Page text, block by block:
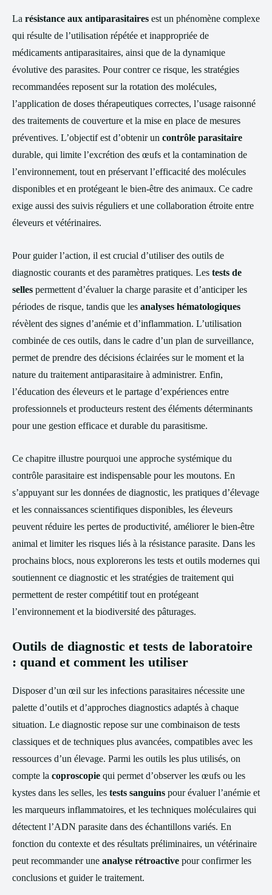
La résistance aux antiparasitaires est un phénomène complexe
qui résulte de l’utilisation répétée et inappropriée de
médicaments antiparasitaires, ainsi que de la dynamique
évolutive des parasites. Pour contrer ce risque, les stratégies
recommandées reposent sur la rotation des molécules,
l’application de doses thérapeutiques correctes, l’usage raisonné
des traitements de couverture et la mise en place de mesures
préventives. L’objectif est d’obtenir un contrôle parasitaire
durable, qui limite l’excrétion des œufs et la contamination de
l’environnement, tout en préservant l’efficacité des molécules
disponibles et en protégeant le bien-être des animaux. Ce cadre
exige aussi des suivis réguliers et une collaboration étroite entre
éleveurs et vétérinaires.
Pour guider l’action, il est crucial d’utiliser des outils de
diagnostic courants et des paramètres pratiques. Les tests de
selles permettent d’évaluer la charge parasite et d’anticiper les
périodes de risque, tandis que les analyses hématologiques
révèlent des signes d’anémie et d’inflammation. L’utilisation
combinée de ces outils, dans le cadre d’un plan de surveillance,
permet de prendre des décisions éclairées sur le moment et la
nature du traitement antiparasitaire à administrer. Enfin,
l’éducation des éleveurs et le partage d’expériences entre
professionnels et producteurs restent des éléments déterminants
pour une gestion efficace et durable du parasitisme.
Ce chapitre illustre pourquoi une approche systémique du
contrôle parasitaire est indispensable pour les moutons. En
s’appuyant sur les données de diagnostic, les pratiques d’élevage
et les connaissances scientifiques disponibles, les éleveurs
peuvent réduire les pertes de productivité, améliorer le bien-être
animal et limiter les risques liés à la résistance parasite. Dans les
prochains blocs, nous explorerons les tests et outils modernes qui
soutiennent ce diagnostic et les stratégies de traitement qui
permettent de rester compétitif tout en protégeant
l’environnement et la biodiversité des pâturages.
Outils de diagnostic et tests de laboratoire
: quand et comment les utiliser
Disposer d’un œil sur les infections parasitaires nécessite une
palette d’outils et d’approches diagnostics adaptés à chaque
situation. Le diagnostic repose sur une combinaison de tests
classiques et de techniques plus avancées, compatibles avec les
ressources d’un élevage. Parmi les outils les plus utilisés, on
compte la coproscopie qui permet d’observer les œufs ou les
kystes dans les selles, les tests sanguins pour évaluer l’anémie et
les marqueurs inflammatoires, et les techniques moléculaires qui
détectent l’ADN parasite dans des échantillons variés. En
fonction du contexte et des résultats préliminaires, un vétérinaire
peut recommander une analyse rétroactive pour confirmer les
conclusions et guider le traitement.